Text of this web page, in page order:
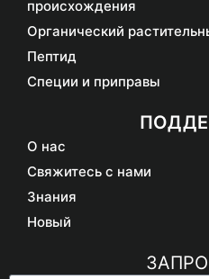
происхождения
Органический
Пептид
Специи и приправы
О нас
Свяжитесь с нами
Знания
Новый